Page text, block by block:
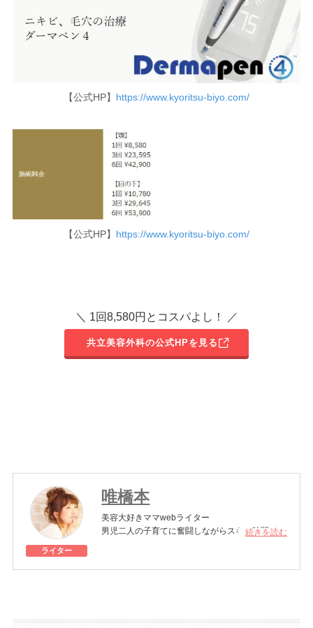
【公式HP】 https://www.kyoritsu-biyo.com/
【公式HP】 https://www.kyoritsu-biyo.com/
＼ 1回8,580円とコスパよし！ ／
共立美容外科の公式HPを見る
ライター
唯橋本
美容大好きママwebライター
男児二人の子育てに奮闘しながらスキマ時間でキ
医療の素晴らしさを伝えていきます。
続きを読む